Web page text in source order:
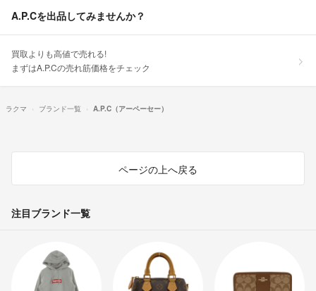
A.P.Cを出品してみませんか？
買取よりも高値で売れる!
まずはA.P.Cの売れ筋価格をチェック
ラクマ ブランド一覧 A.P.C（アーペーセー）
ページの上へ戻る
注目ブランド一覧